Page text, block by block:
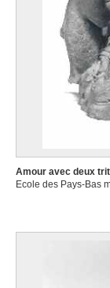
Amour avec deux
Ecole des Pays-Bas